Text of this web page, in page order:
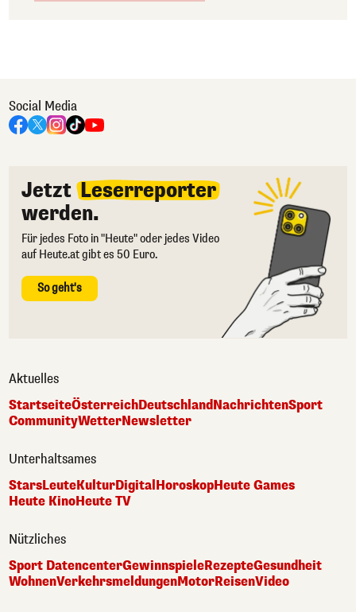
Social Media
Jetzt Leserreporter
werden.
Für jedes Foto in "Heute" oder jedes Video
auf Heute.at gibt es 50 Euro.
So geht's
Aktuelles
StartseiteÖsterreichDeutschlandNachrichtenSport
CommunityWetterNewsletter
Unterhaltsames
StarsLeuteKulturDigital HoroskopHeute Games
Heute KinoHeute TV
Nützliches
Sport DatencenterGewinnspieleRezepteGesundheit
WohnenVerkehrsmeldungenMotorReisenVideo